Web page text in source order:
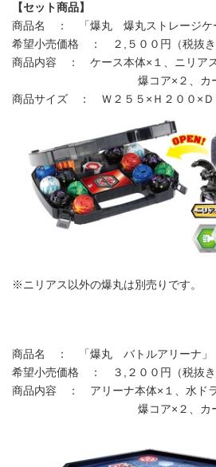
【セット商品】
商品名 ： 「爆丸 爆丸ストレージケ
希望小売価格 ： ２,５００円（税抜き
商品内容 ： ケース本体×１、ニリアス
爆コア×２、カード
商品サイズ ： Ｗ２５５×Ｈ２００×
※ニリアス以外の爆丸は別売りです。
商品名 ： 「爆丸 バトルアリーナ」
希望小売価格 ： ３,２００円（税抜き
商品内容 ： アリーナ本体×１、水ドラ
爆コア×２、カード